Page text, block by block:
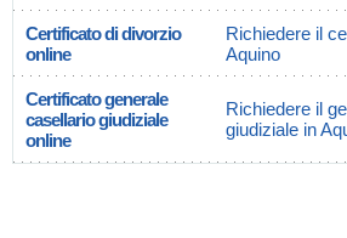
Certificato di divorzio
online
Richiedere il
Aquino
Certificato generale
casellario giudiziale
online
Richiedere il
giudiziale in